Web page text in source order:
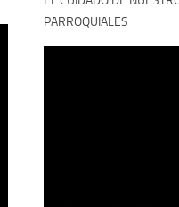
PARROQUIALES